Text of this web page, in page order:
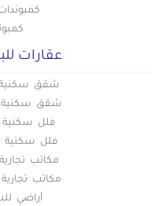
عقارات
شقق سكنية
شقق سكنية
فلل سكنية
فلل سكنية
مكاتب
مكاتب تجارية
أراضي